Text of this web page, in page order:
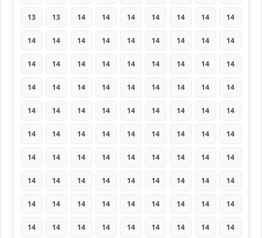
13 13 14 14 14 14 14 14 14
14 14 14 14 14 14 14 14 14
14 14 14 14 14 14 14 14 14
14 14 14 14 14 14 14 14 14
14 14 14 14 14 14 14 14 14
14 14 14 14 14 14 14 14 14
14 14 14 14 14 14 14 14 14
14 14 14 14 14 14 14 14 14
14 14 14 14 14 14 14 14 14
14 14 14 14 14 14 14 14 14